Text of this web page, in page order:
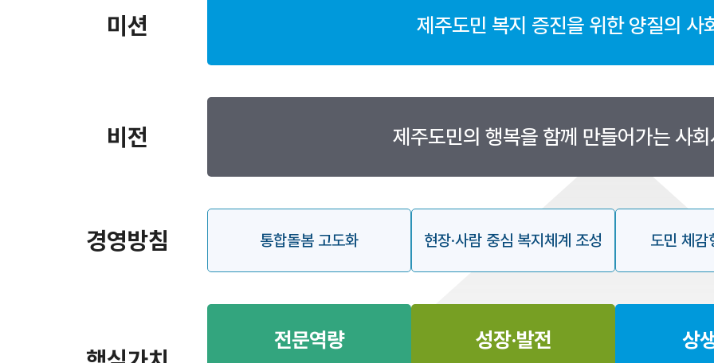
미션 제주도민 복지 증진을 위한 양질의 사
비전 제주도민의 행복을 함께 만들어가는 사
경영방침 통합돌봄 고도화 현장·사람 중심 복지체계 조성 도민 체감
전문역량 성장·발전 상